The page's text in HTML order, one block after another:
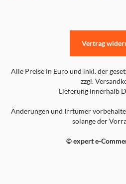
Alle Preise in Euro und inkl. der
zzgl.
Lieferung innerhalb
Änderungen und Irrtümer
solange der
© expert e-
Vertrag